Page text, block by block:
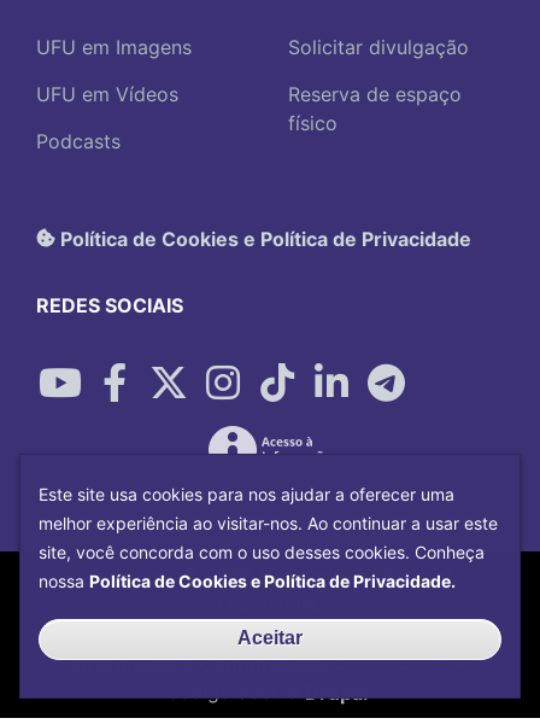
UFU em Imagens
UFU em Vídeos
Podcasts
Solicitar divulgação
Reserva de espaço
físico
Política de Cookies e Política de Privacidade
REDES SOCIAIS
Copyright©2026Universidade Federal
Centro de Tecnologia da
Informação e Comunicaçãocom o CMS de
código aberto
Drupal
Este site usa cookies para nos ajudar a oferecer uma
melhor experiência ao visitar-nos. Ao continuar a usar este
site, você concorda com o uso desses cookies. Conheça
nossa Política de Cookies e Política de Privacidade.
Aceitar